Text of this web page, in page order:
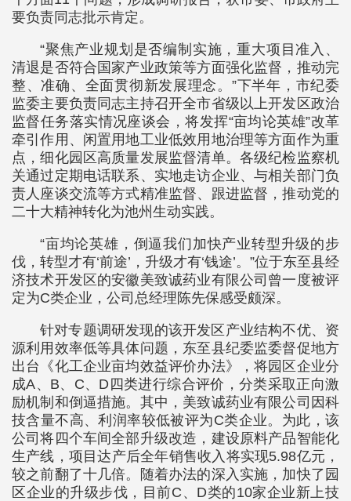
要负责同志批示肯定。
“聚焦产业规划是否编制实施，重大项目准入、
清退是否符合国家产业政策等方面强化监督，推动完
整、准确、全面贯彻新发展理念。”下半年，市纪委
监委主要负责同志主持召开全市省级以上开发区政治
监督任务落实情况座谈会，将发挥“亩均论英雄”改革
牵引作用、闲置用地工业低效用地治理等方面作为重
点，细化园区高质量发展监督清单。各级纪检监察机
关通过定期电话联系、实地走访企业、与相关部门负
责人座谈交流等方式精准监督、跟进监督，推动党的
二十大精神转化为池州生动实践。
“亩均论英雄，倒逼我们加快产业转型升级的步
伐，转型才有‘前途’，升级才有‘钱途’。”位于东至县经
济技术开发区的安徽美致诚药业有限公司曾一度被评
定为C类企业，公司总经理陈先保感受颇深。
针对专题调研发现的该开发区产业结构不优、资
源利用效率低等具体问题，东至县纪委监委督促地方
出台《化工企业亩均效益评价办法》，将园区企业分
成A、B、C、D四类进行综合评价，分类采取正向激
励机制和倒逼措施。其中，美致诚药业有限公司因科
技含量不高、利润率较低被评为C类企业。为此，该
公司将四个车间全部升级改造，建设原料产品智能化
生产线，项目达产后全年销售收入将实现5.98亿元，
较之前翻了十几倍。随着办法的深入实施，加快了园
区企业的升级步伐，目前C、D类的10家企业新上技